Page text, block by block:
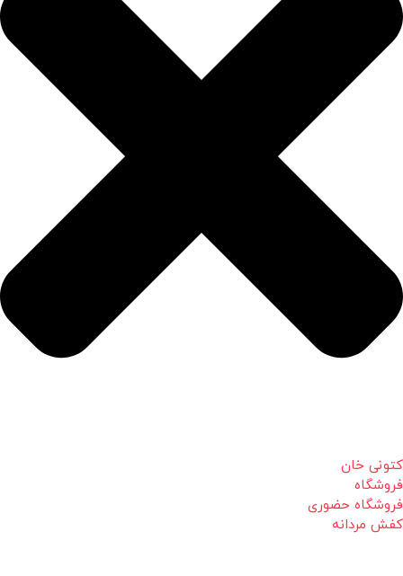
کتونی خان
فروشگاه
فروشگاه حضوری
کفش مردانه